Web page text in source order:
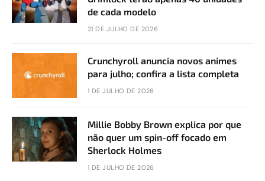
de cada modelo
21 DE JULHO DE 2026
Crunchyroll anuncia novos animes
para julho; confira a lista completa
1 DE JULHO DE 2026
Millie Bobby Brown explica por que
não quer um spin-off focado em
Sherlock Holmes
1 DE JULHO DE 2026